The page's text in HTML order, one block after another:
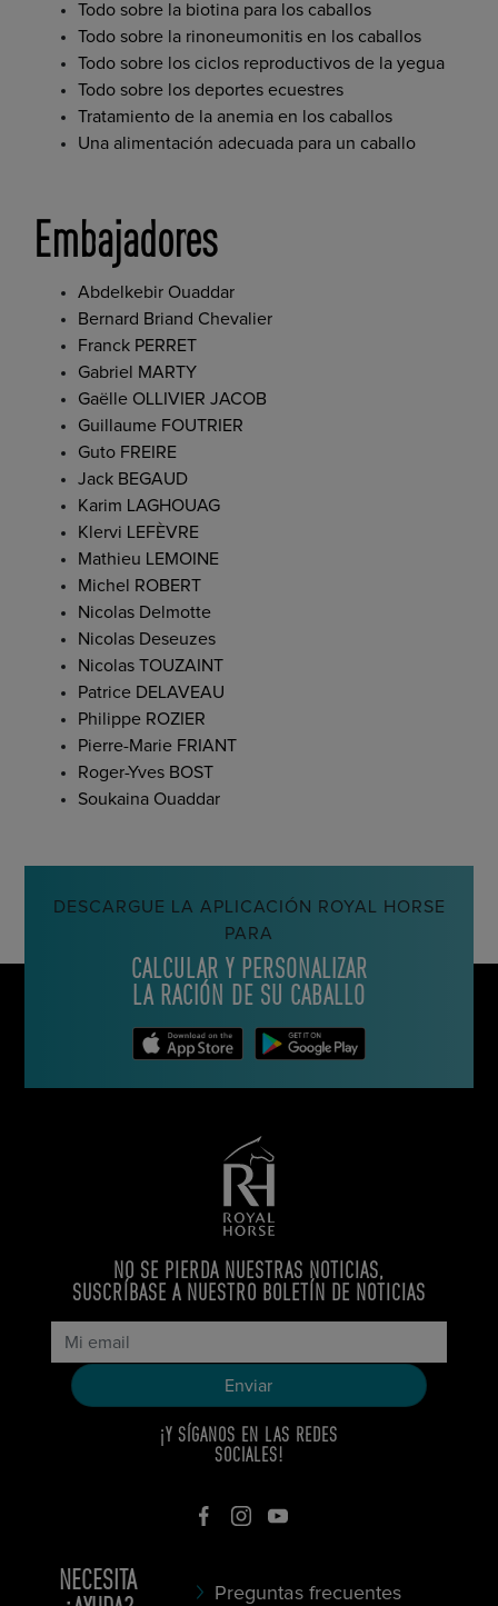
Todo sobre la biotina para los caballos
Todo sobre la rinoneumonitis en los caballos
Todo sobre los ciclos reproductivos de la yegua
Todo sobre los deportes ecuestres
Tratamiento de la anemia en los caballos
Una alimentación adecuada para un caballo
Embajadores
Abdelkebir Ouaddar
Bernard Briand Chevalier
Franck PERRET
Gabriel MARTY
Gaëlle OLLIVIER JACOB
Guillaume FOUTRIER
Guto FREIRE
Jack BEGAUD
Karim LAGHOUAG
Klervi LEFÈVRE
Mathieu LEMOINE
Michel ROBERT
Nicolas Delmotte
Nicolas Deseuzes
Nicolas TOUZAINT
Patrice DELAVEAU
Philippe ROZIER
Pierre-Marie FRIANT
Roger-Yves BOST
Soukaina Ouaddar
DESCARGUE LA APLICACIÓN ROYAL HORSE
PARA
CALCULAR Y PERSONALIZAR
LA RACIÓN DE SU CABALLO
NO SE PIERDA NUESTRAS NOTICIAS,
SUSCRÍBASE A NUESTRO BOLETÍN DE NOTICIAS
¡Y SÍGANOS EN LAS REDES
SOCIALES!
NECESITA
Preguntas frecuentes